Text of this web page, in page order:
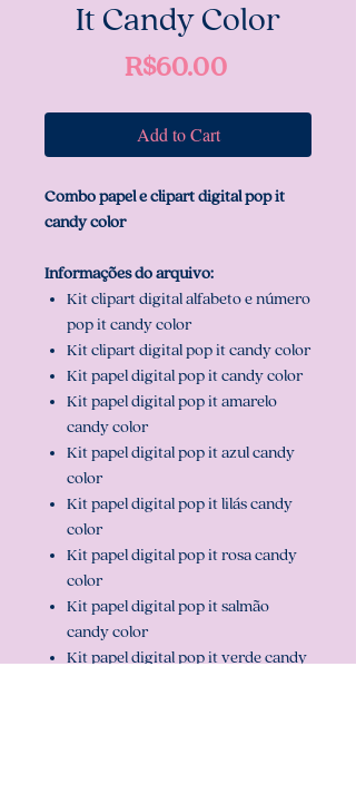
It Candy Color
R$60.00Price
Add to Cart
Combo papel e clipart digital pop it
candy color
Informações do arquivo:
Kit clipart digital alfabeto e número
pop it candy color
Kit clipart digital pop it candy color
Kit papel digital pop it candy color
Kit papel digital pop it amarelo
candy color
Kit papel digital pop it azul candy
color
Kit papel digital pop it lilás candy
color
Kit papel digital pop it rosa candy
color
Kit papel digital pop it salmão
candy color
Kit papel digital pop it verde candy